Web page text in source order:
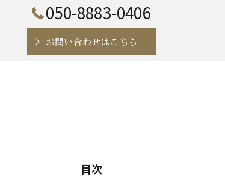
050-8883-0406
お問い合わせはこちら
目次